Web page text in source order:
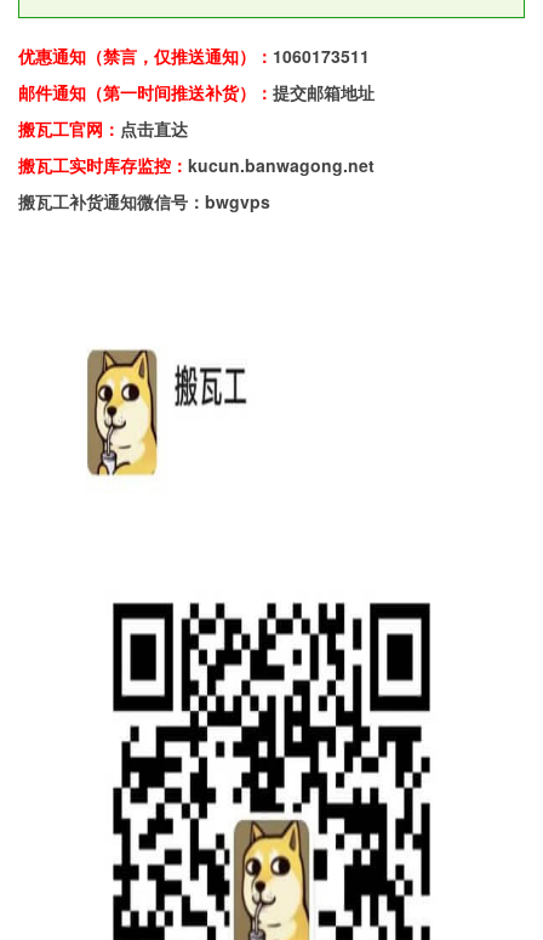
优惠通知（禁言，仅推送通知）： 1060173511
邮件通知（第一时间推送补货）： 提交邮箱地址
搬瓦工官网： 点击直达
搬瓦工实时库存监控： kucun.banwagong.net
搬瓦工补货通知微信号：bwgvps